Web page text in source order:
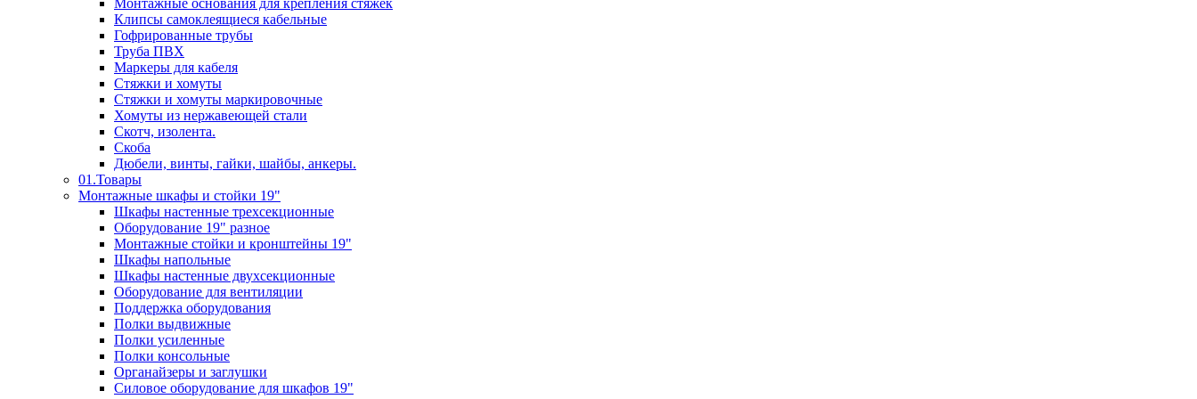
Монтажные основания для крепления стяжек
Клипсы самоклеящиеся кабельные
Гофрированные трубы
Труба ПВХ
Маркеры для кабеля
Стяжки и хомуты
Стяжки и хомуты маркировочные
Хомуты из нержавеющей стали
Скотч, изолента.
Скоба
Дюбели, винты, гайки, шайбы, анкеры.
01.Товары
Монтажные шкафы и стойки 19"
Шкафы настенные трехсекционные
Оборудование 19" разное
Монтажные стойки и кронштейны 19"
Шкафы напольные
Шкафы настенные двухсекционные
Оборудование для вентиляции
Поддержка оборудования
Полки выдвижные
Полки усиленные
Полки консольные
Органайзеры и заглушки
Силовое оборудование для шкафов 19"